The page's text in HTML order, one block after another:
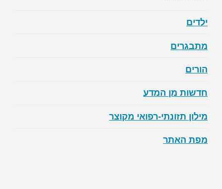
ילדים
מתבגרים
הורים
חדשות מן המדע
מילון תזונתי-רפואי מקוצר
מפת האתר